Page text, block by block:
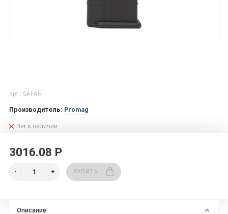
арт.: SAI-A5
Производитель: Promag
Нет в наличии
3016.08 Р
КУПИТЬ
Описание